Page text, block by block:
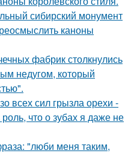
сибирский монумент
каноны
фабрик столкнулись
недугом, который
всех сил грызла орехи -
что о зубах я даже не
"люби меня таким,